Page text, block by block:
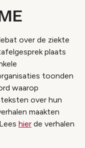
over de ziekte
plaats
toonden
waarop
over hun
maakten
hier de verhalen